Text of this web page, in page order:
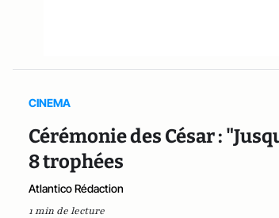
CINEMA
Cérémonie des César :
8 trophées
Atlantico Rédaction
1 min de lecture